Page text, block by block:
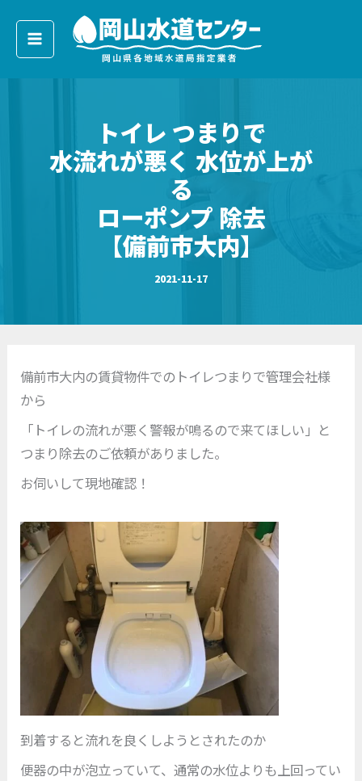
トイレ つまりで
水流れが悪く 水位が上が
る
ローポンプ 除去
【備前市大内】
2021-11-17
備前市大内の賃貸物件でのトイレつまりで管理会社様
から
「トイレの流れが悪く警報が鳴るので来てほしい」と
つまり除去のご依頼がありました。
お伺いして現地確認！
到着すると流れを良くしようとされたのか
便器の中が泡立っていて、通常の水位よりも上回ってい
ー
カ
イ